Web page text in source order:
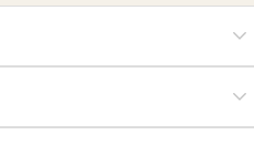
スポーツ